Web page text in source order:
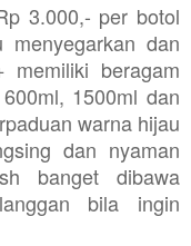
3.000,- per botol
menyegarkan dan
memiliki beragam
1500ml dan
warna hijau
dan nyaman
banget dibawa
bila ingin